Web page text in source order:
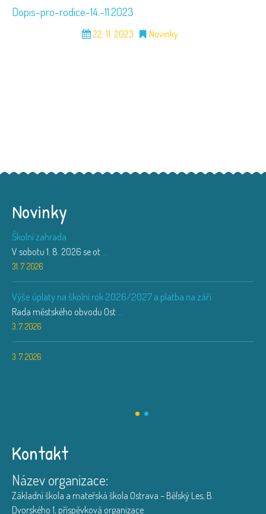
Dopis-pro-rodice-14.-11.2023
22. 11. 2023 Novinky
Novinky
Školní zahrada
V sobotu 1. 8. 2026 se ot ...
31. 7. 2026
Výše úplaty na školní rok 2026/2027 a platba na září
Rada městského obvodu Ost ...
3. 7. 2026
3. 7. 2026
Kontakt
Název organizace:
Základní škola a mateřská škola Ostrava – Bělský Les, B.
Dvorského 1, příspěvková organizace